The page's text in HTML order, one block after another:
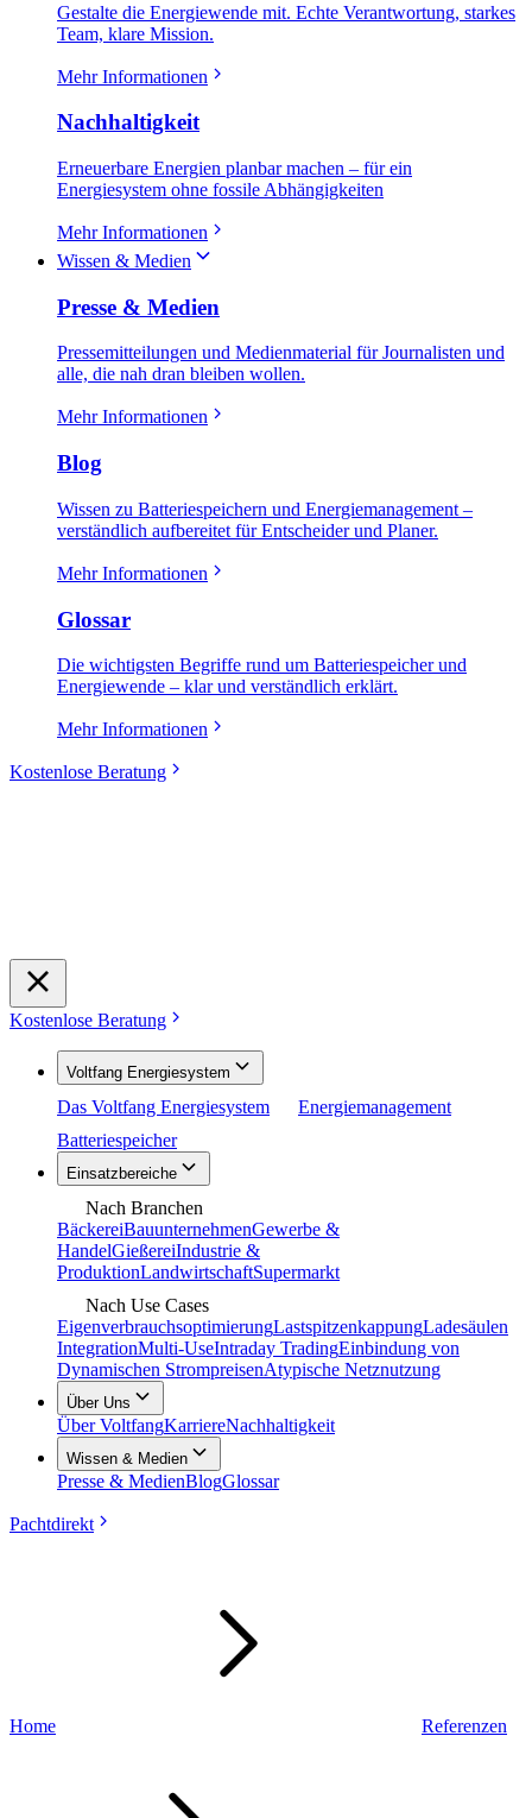
Gestalte die Energiewende mit. Echte Verantwortung, starkes
Team, klare Mission.
Mehr Informationen
Nachhaltigkeit
Erneuerbare Energien planbar machen – für ein
Energiesystem ohne fossile Abhängigkeiten
Mehr Informationen
Wissen & Medien
Presse & Medien
Pressemitteilungen und Medienmaterial für Journalisten und
alle, die nah dran bleiben wollen.
Mehr Informationen
Blog
Wissen zu Batteriespeichern und Energiemanagement –
verständlich aufbereitet für Entscheider und Planer.
Mehr Informationen
Glossar
Die wichtigsten Begriffe rund um Batteriespeicher und
Energiewende – klar und verständlich erklärt.
Mehr Informationen
Kostenlose Beratung
Kostenlose Beratung
Voltfang Energiesystem
Das Voltfang Energiesystem
Energiemanagement
Batteriespeicher
Einsatzbereiche
Nach Branchen
BäckereiBauunternehmenGewerbe &
HandelGießereiIndustrie &
ProduktionLandwirtschaftSupermarkt
Nach Use Cases
EigenverbrauchsoptimierungLastspitzenkappungLadesäulen
IntegrationMulti-UseIntraday TradingEinbindung von
Dynamischen StrompreisenAtypische Netznutzung
Über Uns
Über VoltfangKarriereNachhaltigkeit
Wissen & Medien
Presse & MedienBlogGlossar
Pachtdirekt
Home Referenzen